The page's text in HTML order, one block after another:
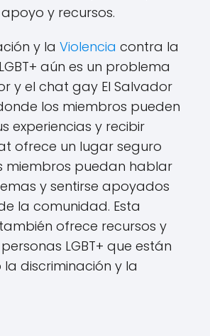
y recursos.
y la Violencia contra la
aún es un problema
y el chat gay El Salvador
los miembros pueden
experiencias y recibir
ofrece un lugar seguro
miembros puedan hablar
y sentirse apoyados
la comunidad. Esta
ofrece recursos y
LGBT+ que están
discriminación y la